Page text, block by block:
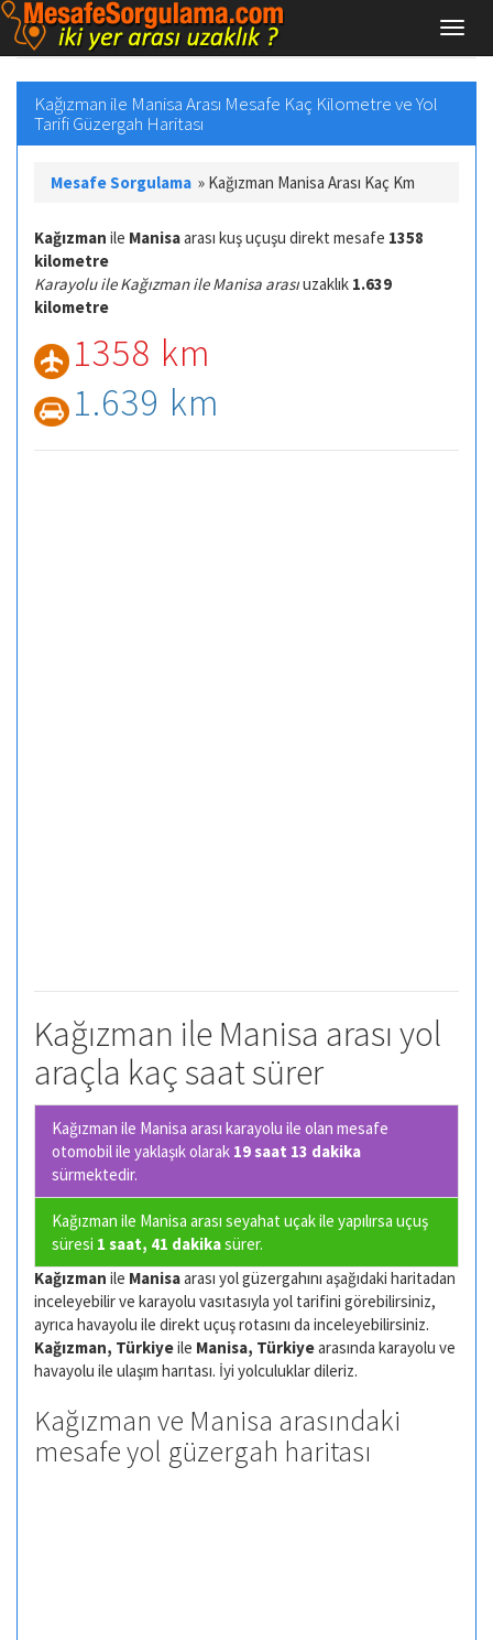
Kağızman ile Manisa Arası Mesafe Kaç Kilometre ve Yol
Tarifi Güzergah Haritası
Mesafe Sorgulama » Kağızman Manisa Arası Kaç Km
Kağızman ile Manisaarası kuş uçuşu direkt mesafe 1358
kilometre
Karayolu ile Kağızman ile Manisa arasıuzaklık 1.639
kilometre
1358 km
1.639 km
Kağızman ile Manisa arası yol
araçla kaç saat sürer
Kağızman ile Manisa arası karayolu ile olan mesafe
otomobil ile yaklaşık olarak 19 saat 13 dakika
sürmektedir.
Kağızman ile Manisa arası seyahat uçak ile yapılırsa uçuş
süresi 1 saat, 41 dakikasürer.
Kağızman ile Manisaarası yol güzergahını aşağıdaki haritadan
inceleyebilir ve karayolu vasıtasıyla yol tarifini görebilirsiniz,
ayrıca havayolu ile direkt uçuş rotasını da inceleyebilirsiniz.
Kağızman, Türkiyeile Manisa, Türkiyearasında karayolu ve
havayolu ile ulaşım harıtası. İyi yolculuklar dileriz.
Kağızman ve Manisa arasındaki
mesafe yol güzergah haritası